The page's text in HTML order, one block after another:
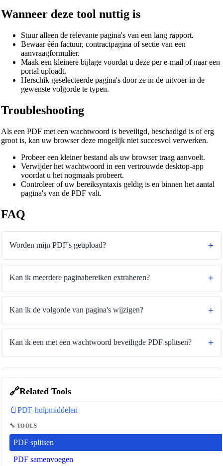
🔗Related Tools
📄 PDF-hulpmiddelen
🔧 TOOLS
PDF splitsen
PDF samenvoegen
Wanneer deze tool nuttig is
Stuur alleen de relevante pagina's van een lang rapport.
Bewaar één factuur, contractpagina of sectie van een
aanvraagformulier.
Maak een kleinere bijlage voordat u deze per e-mail of naar een
portal uploadt.
Herschik geselecteerde pagina's door ze in de uitvoer in de
gewenste volgorde te typen.
Troubleshooting
Als een PDF met een wachtwoord is beveiligd, beschadigd is of erg
groot is, kan uw browser deze mogelijk niet succesvol verwerken.
Probeer een kleiner bestand als uw browser traag aanvoelt.
Verwijder het wachtwoord in een vertrouwde desktop-app
voordat u het nogmaals probeert.
Controleer of uw bereiksyntaxis geldig is en binnen het aantal
pagina's van de PDF valt.
FAQ
Worden mijn PDF's geüpload?
Kan ik meerdere paginabereiken extraheren?
Kan ik de volgorde van pagina's wijzigen?
Kan ik een met een wachtwoord beveiligde PDF splitsen?